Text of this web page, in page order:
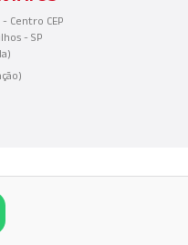
Centro CEP
- SP
| CNPJ:
reservados